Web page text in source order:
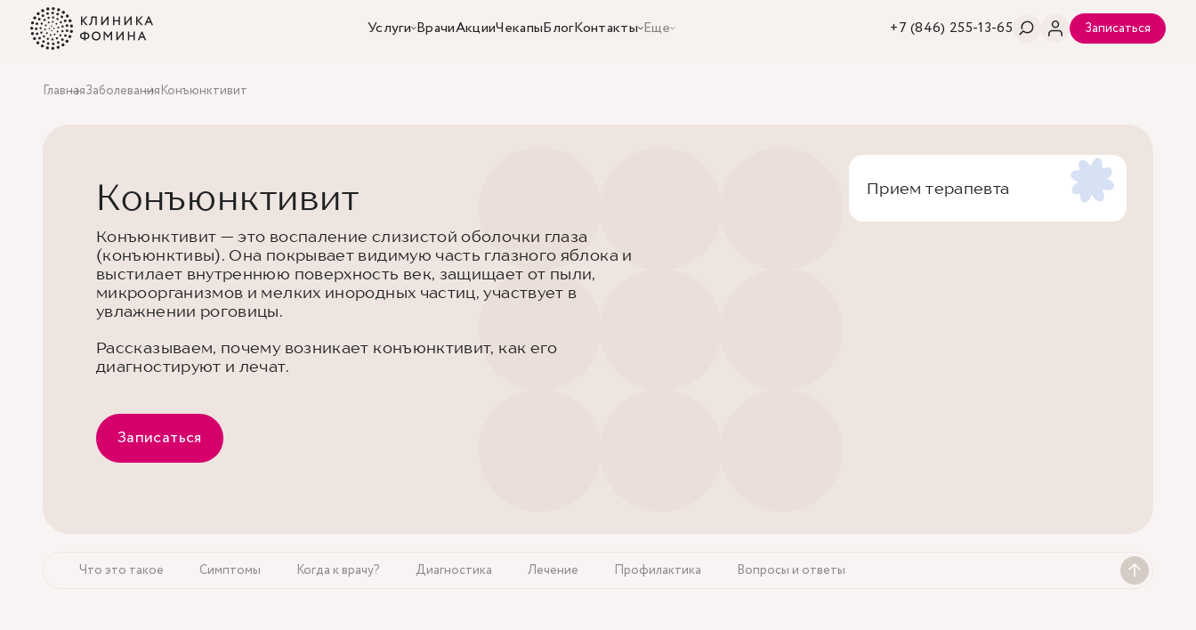
Услуги ВрачиАкцииЧекапыБлогКонтакты Еще +7 (846) 255-13-65 Записаться
ГлавнаяЗаболеванияКонъюнктивит
Конъюнктивит
Конъюнктивит — это воспаление слизистой оболочки глаза
(конъюнктивы). Она покрывает видимую часть глазного яблока и
выстилает внутреннюю поверхность век, защищает от пыли,
микроорганизмов и мелких инородных частиц, участвует в
увлажнении роговицы.
Рассказываем, почему возникает конъюнктивит, как его
диагностируют и лечат.
Записаться
Прием терапевта
Что это такое Симптомы Когда к врачу? Диагностика Лечение Профилактика Вопросы и ответы